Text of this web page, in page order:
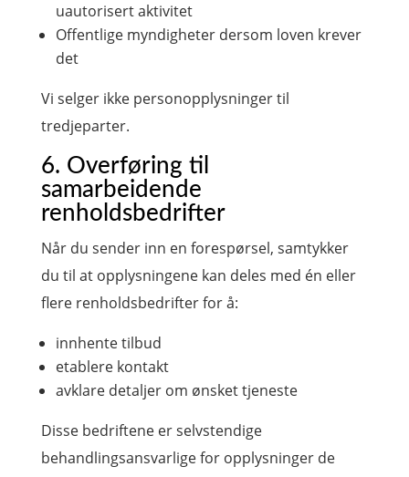
uautorisert aktivitet
Offentlige myndigheter dersom loven krever
det
Vi selger ikke personopplysninger til
tredjeparter.
6. Overføring til
samarbeidende
renholdsbedrifter
Når du sender inn en forespørsel, samtykker
du til at opplysningene kan deles med én eller
flere renholdsbedrifter for å:
innhente tilbud
etablere kontakt
avklare detaljer om ønsket tjeneste
Disse bedriftene er selvstendige
behandlingsansvarlige for opplysninger de